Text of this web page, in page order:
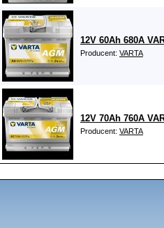
12V 60Ah 680A
Producent: VARTA
12V 70Ah 760A
Producent: VARTA